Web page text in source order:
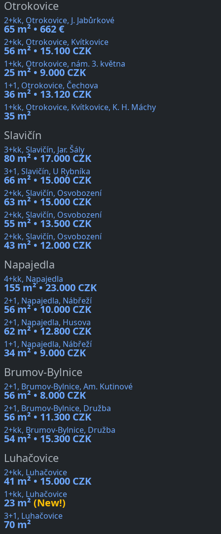
Otrokovice
2+kk, Otrokovice, J. Jabůrkové
65 m² • 662 €
2+kk, Otrokovice, Kvítkovice
56 m² • 15.100 CZK
1+kk, Otrokovice, nám. 3. května
25 m² • 9.000 CZK
1+1, Otrokovice, Čechova
36 m² • 13.120 CZK
1+kk, Otrokovice, Kvítkovice, K. H. Máchy
35 m²
Slavičín
3+kk, Slavičín, Jar. Šály
80 m² • 17.000 CZK
3+1, Slavičín, U Rybníka
66 m² • 15.000 CZK
2+kk, Slavičín, Osvobození
63 m² • 15.000 CZK
2+kk, Slavičín, Osvobození
55 m² • 13.500 CZK
2+kk, Slavičín, Osvobození
43 m² • 12.000 CZK
Napajedla
4+kk, Napajedla
155 m² • 23.000 CZK
2+1, Napajedla, Nábřeží
56 m² • 10.000 CZK
2+1, Napajedla, Husova
62 m² • 12.800 CZK
1+1, Napajedla, Nábřeží
34 m² • 9.000 CZK
Brumov-Bylnice
2+1, Brumov-Bylnice, Am. Kutinové
56 m² • 8.000 CZK
2+1, Brumov-Bylnice, Družba
56 m² • 11.300 CZK
2+kk, Brumov-Bylnice, Družba
54 m² • 15.300 CZK
Luhačovice
2+kk, Luhačovice
41 m² • 15.000 CZK
1+kk, Luhačovice
23 m² (New!)
3+1, Luhačovice
70 m²